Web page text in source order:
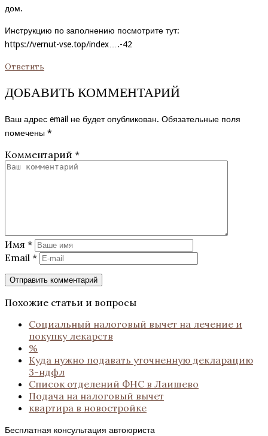
дом.
Инструкцию по заполнению посмотрите тут:
https://vernut-vse.top/index ….-42
Ответить
ДОБАВИТЬ КОММЕНТАРИЙ
Ваш адрес email не будет опубликован. Обязательные поля
помечены *
Комментарий *
Имя *
Email *
Похожие статьи и вопросы
Социальный налоговый вычет на лечение и
покупку лекарств
%
Куда нужно подавать уточненную декларацию
3-ндфл
Список отделений ФНС в Лаишево
Подача на налоговый вычет
квартира в новостройке
Бесплатная консультация автоюриста